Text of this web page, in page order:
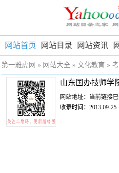
网站首页 网站目录 网站资讯
第一雅虎网 » 网站大全 » 文化教育 »
山东国办技师学
网站地址：当前链接
收录时间：2013-09-25